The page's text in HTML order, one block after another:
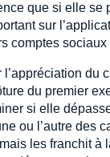
que si elle se
sur
comptes
du
du premier
si elle
ou l’autre des
les franchit à